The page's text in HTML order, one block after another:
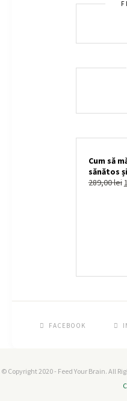
Cum să
sănătos
289,00lei
FACEBOOK
© Copyright 2020 - Feed Your Brain. All